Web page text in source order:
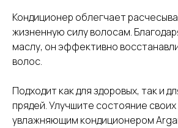
Кондиционер облегчает
жизненную силу волосам.
маслу, он эффективно
волос.
Подходит как для здоровых, так и
прядей. Улучшите состояние
увлажняющим кондиционером